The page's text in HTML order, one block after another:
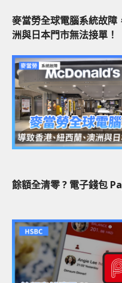
麥當勞全球電腦系統故障
洲與日本門市無法接單！
餘額全清零 ? 電子錢包